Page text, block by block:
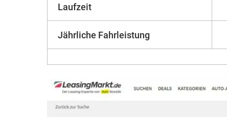
Laufzeit
Jährliche Fahrleistung